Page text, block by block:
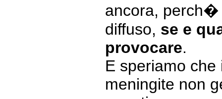
ancora,
diffuso, se e
provocare.
E speriamo
meningite non